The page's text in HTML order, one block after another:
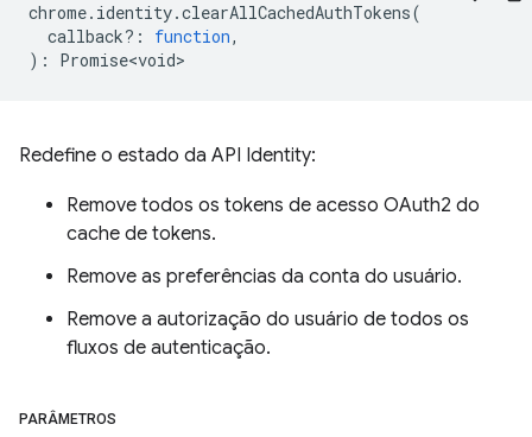
chrome. identity.clearAllCachedAuthTokens(
callback? : function,
) : Promise<void>
Redefine o estado da API Identity:
Remove todos os tokens de acesso OAuth2 do
cache de tokens.
Remove as preferências da conta do usuário.
Remove a autorização do usuário de todos os
fluxos de autenticação.
PARÂMETROS